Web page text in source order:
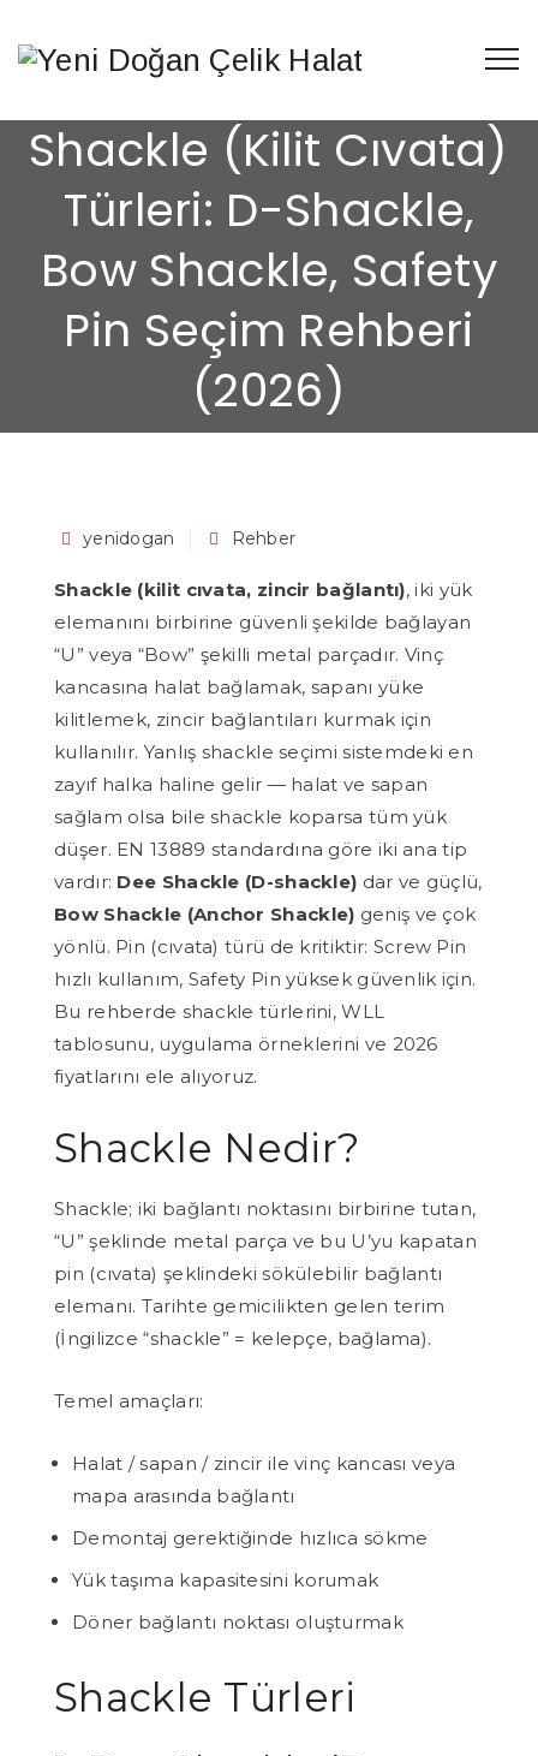
Shackle (Kilit Cıvata)
Türleri: D-Shackle,
Bow Shackle, Safety
Pin Seçim Rehberi
(2026)
yenidogan Rehber
Shackle (kilit cıvata, zincir bağlantı), iki yük
elemanını birbirine güvenli şekilde bağlayan
“U” veya “Bow” şekilli metal parçadır. Vinç
kancasına halat bağlamak, sapanı yüke
kilitlemek, zincir bağlantıları kurmak için
kullanılır. Yanlış shackle seçimi sistemdeki en
zayıf halka haline gelir — halat ve sapan
sağlam olsa bile shackle koparsa tüm yük
düşer. EN 13889 standardına göre iki ana tip
vardır: Dee Shackle (D-shackle) dar ve güçlü,
Bow Shackle (Anchor Shackle) geniş ve çok
yönlü. Pin (cıvata) türü de kritiktir: Screw Pin
hızlı kullanım, Safety Pin yüksek güvenlik için.
Bu rehberde shackle türlerini, WLL
tablosunu, uygulama örneklerini ve 2026
fiyatlarını ele alıyoruz.
Shackle Nedir?
Shackle; iki bağlantı noktasını birbirine tutan,
“U” şeklinde metal parça ve bu U’yu kapatan
pin (cıvata) şeklindeki sökülebilir bağlantı
elemanı. Tarihte gemicilikten gelen terim
(İngilizce “shackle” = kelepçe, bağlama).
Temel amaçları:
Halat / sapan / zincir ile vinç kancası veya
mapa arasında bağlantı
Demontaj gerektiğinde hızlıca sökme
Yük taşıma kapasitesini korumak
Döner bağlantı noktası oluşturmak
Shackle Türleri